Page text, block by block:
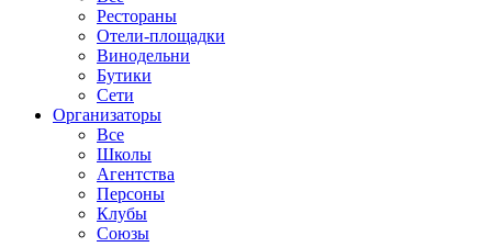
Рестораны
Отели-площадки
Винодельни
Бутики
Сети
Организаторы
Все
Школы
Агентства
Персоны
Клубы
Союзы